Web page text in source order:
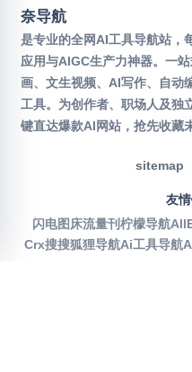
奈导航
是专业的全网AI工具导航站，
应用与AIGC生产力神器。一
画、文生视频、AI写作、自动
工具。为创作者、职场人及独
键直达爆款AI网站，抢先收藏
sitemap
友
闪电图床流量刊柠檬导航
Crx搜搜狐狸导航Ai工具导航